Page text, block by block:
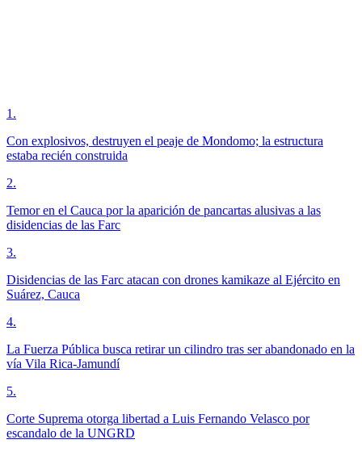
1 .
Con explosivos, destruyen el peaje de Mondomo; la estructura
estaba recién construida
2.
Temor en el Cauca por la aparición de pancartas alusivas a las
disidencias de las Farc
3.
Disidencias de las Farc atacan con drones kamikaze al Ejército en
Suárez, Cauca
4.
La Fuerza Pública busca retirar un cilindro tras ser abandonado en la
vía Vila Rica-Jamundí
5.
Corte Suprema otorga libertad a Luis Fernando Velasco por
escandalo de la UNGRD